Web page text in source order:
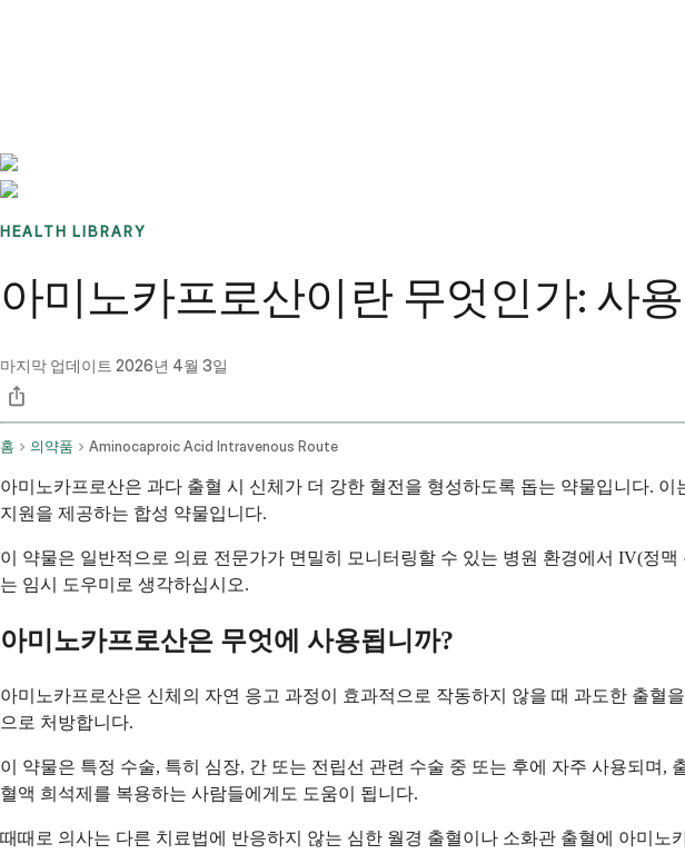
HEALTH LIBRARY
아미노카프로산이란 무엇인가: 사
마지막 업데이트 2026년 4월 3일
홈 의약품 Aminocaproic Acid Intravenous Route
아미노카프로산은 과다 출혈 시 신체가 더 강한 혈전을 형성하도록 돕는 약물입니다.
지원을 제공하는 합성 약물입니다.
이 약물은 일반적으로 의료 전문가가 면밀히 모니터링할 수 있는 병원 환경에서 IV(정
는 임시 도우미로 생각하십시오.
아미노카프로산은 무엇에 사용됩니까?
아미노카프로산은 신체의 자연 응고 과정이 효과적으로 작동하지 않을 때 과도한 출
으로 처방합니다.
이 약물은 특정 수술, 특히 심장, 간 또는 전립선 관련 수술 중 또는 후에 자주 사용되며
혈액 희석제를 복용하는 사람들에게도 도움이 됩니다.
때때로 의사는 다른 치료법에 반응하지 않는 심한 월경 출혈이나 소화관 출혈에 아미